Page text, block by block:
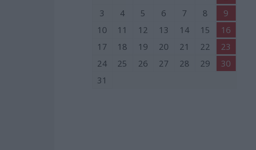
3
4 5 6 7 8
9
10
11 12 13 14 15
16
17
18 19 20 21 22
23
24
25 26 27 28 29
30
31